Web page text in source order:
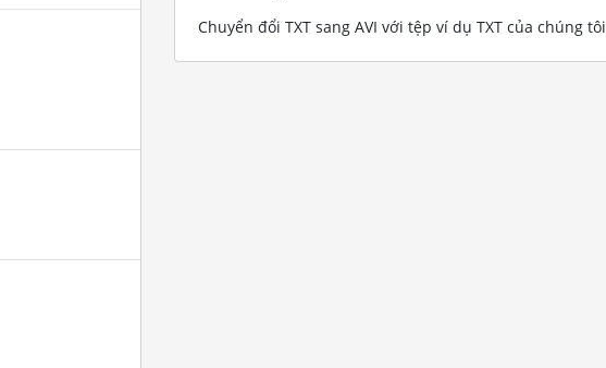
Chuyển đổi TXT sang AVI với tệp ví dụ TXT của chúng tôi